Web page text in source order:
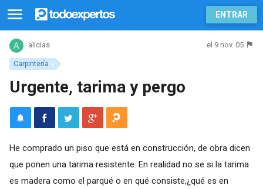
ENTRAR
Carpintería
alicias el 9 nov. 05
Urgente, tarima y pergo
He comprado un piso que está en construcción, de obra dicen
que ponen una tarima resistente. En realidad no se si la tarima
es madera como el parqué o en qué consiste,¿qué es en